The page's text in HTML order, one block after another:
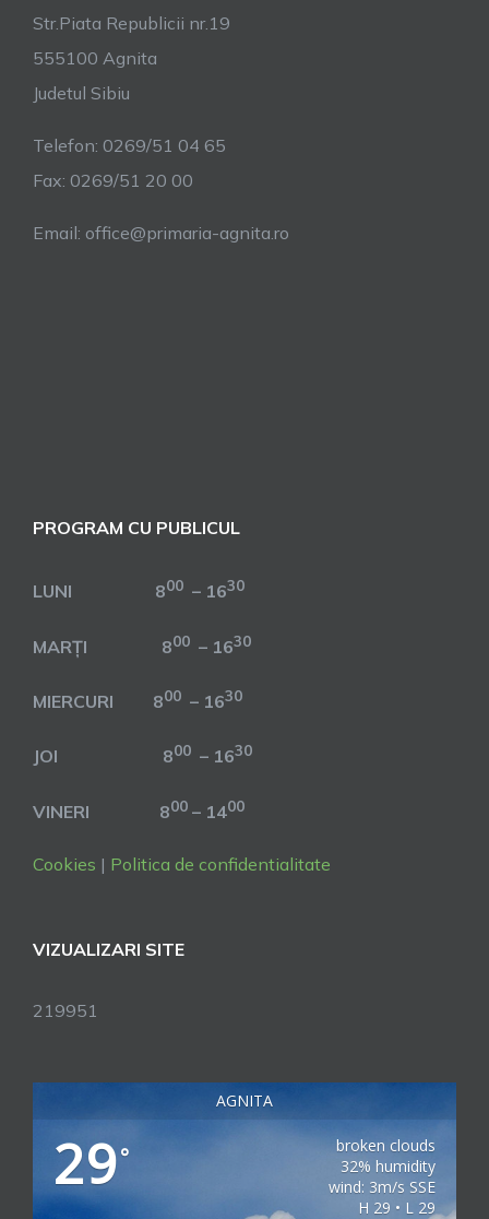
Str.Piata Republicii nr.19
555100 Agnita
Judetul Sibiu
Telefon: 0269/51 04 65
Fax: 0269/51 20 00
Email: office@primaria-agnita.ro
PROGRAM CU PUBLICUL
LUNI 800 – 1630
MARȚI 800 – 1630
MIERCURI 800 – 1630
JOI 800 – 1630
VINERI 800 – 1400
Cookies | Politica de confidentialitate
VIZUALIZARI SITE
219951
AGNITA
29°
broken clouds
32% humidity
wind: 3m/s SSE
H 29 • L 29